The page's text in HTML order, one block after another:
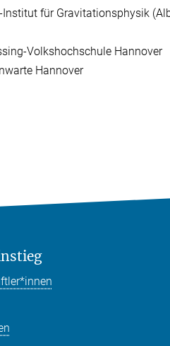
für Gravitationsphysik
Volkshochschule Hannover
Hannover